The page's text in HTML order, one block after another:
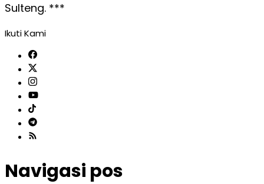
Sulteng. ***
Ikuti Kami
Navigasi pos